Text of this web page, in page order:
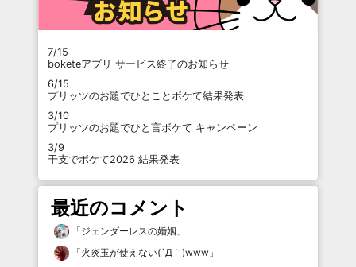
7/15
boketeアプリ サービス終了のお知らせ
6/15
プリッツのお題でひとことボケて結果発表
3/10
プリッツのお題でひと言ボケて キャンペーン
3/9
干支でボケて2026 結果発表
最近のコメント
「ジェンダーレスの婚姻 」
「火炎玉が使えない(´Д｀)www 」